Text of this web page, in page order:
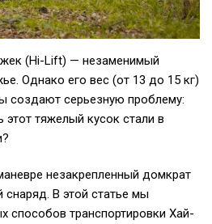
(Hi-Lift) — незаменимый
Однако его вес (от 13 до 15 кг)
создают серьезную проблему:
этот тяжелый кусок стали в
незакрепленный домкрат
В этой статье мы
способов транспортировки Хай-